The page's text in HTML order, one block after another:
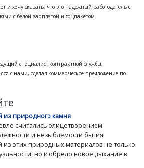
и хочу сказать, что это надёжный работодатель с
с белой зарплатой и соцпакетом.
специалист контрактной службы,
с нами, сделал коммерческое предложение по
из природного камня
считались олицетворением
и незыблемости бытия.
из этих природных материалов не только
но и обрело новое дыхание в